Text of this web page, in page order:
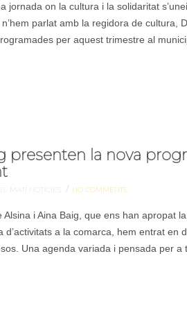
jornada on la cultura i la solidaritat
parlat amb la regidora de cultura,
per aquest trimestre al
presenten la nova
MATÍ NOTÍCIES / NO COMMENTS
i Aina Baig, que ens han apropat
d’activitats a la comarca, hem entrat en
Una agenda variada i pensada per